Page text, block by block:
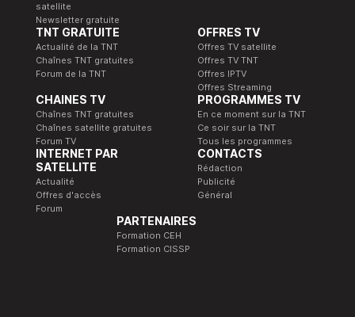
satellite
Newsletter gratuite
TNT GRATUITE
Actualité de la TNT
Chaînes TNT gratuites
Forum de la TNT
OFFRES TV
Offres TV satellite
Offres TV TNT
Offres IPTV
Offres Streaming
CHAINES TV
Chaînes TNT gratuites
Chaînes satellite gratuites
Forum TV
PROGRAMMES TV
En ce moment sur la TNT
Ce soir sur la TNT
Tous les programmes
INTERNET PAR
SATELLITE
Actualité
Offres d'accès
Forum
CONTACTS
Rédaction
Publicité
Général
PARTENAIRES
Formation CEH
Formation CISSP